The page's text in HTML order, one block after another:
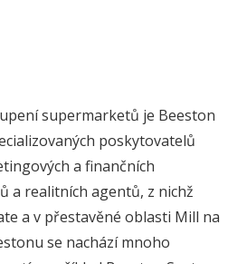
supermarketů je Beeston
poskytovatelů
a finančních
a realitních agentů, z nichž
a v přestavěné oblasti Mill na
se nachází mnoho